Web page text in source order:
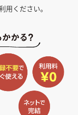
用ください。